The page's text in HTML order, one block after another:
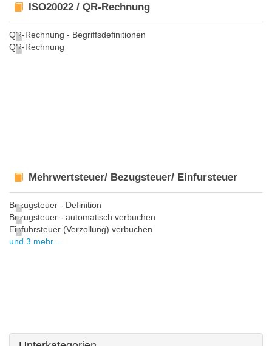
ISO20022 / QR-Rechnung
QR-Rechnung - Begriffsdefinitionen
QR-Rechnung
Mehrwertsteuer/ Bezugsteuer/ Einfursteuer
Bezugsteuer - Definition
Bezugsteuer - automatisch verbuchen
Einfuhrsteuer (Verzollung) verbuchen
und 3 mehr...